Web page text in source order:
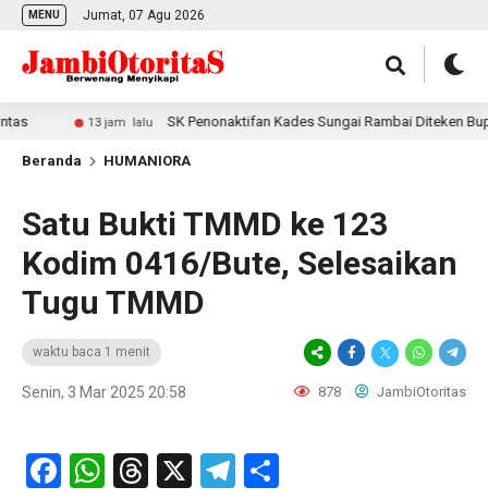
MENU Jumat, 07 Agu 2026
13 jam lalu SK Penonaktifan Kades Sungai Rambai Diteken Bupati
Beranda HUMANIORA
Satu Bukti TMMD ke 123
Kodim 0416/Bute, Selesaikan
Tugu TMMD
waktu baca 1 menit
Senin, 3 Mar 2025 20:58 878 JambiOtoritas
Facebook
WhatsApp
Threads
X Telegram